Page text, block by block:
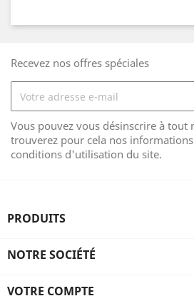
Recevez nos offres spéciales
Vous pouvez vous désinscrire à tout
trouverez pour cela nos
conditions d'utilisation du site.
PRODUITS
NOTRE SOCIÉTÉ
VOTRE COMPTE